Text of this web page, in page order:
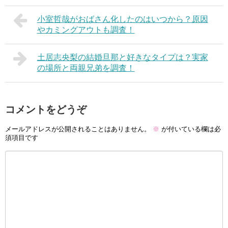
小室哲哉がおばさん化したのはいつから？原因
やカミングアウトも調査！
土居志央梨の結婚旦那と好きなタイプは？実家
の場所と両親兄弟を調査！
コメントをどうぞ
メールアドレスが公開されることはありません。 ※ が付いている欄は必
須項目です